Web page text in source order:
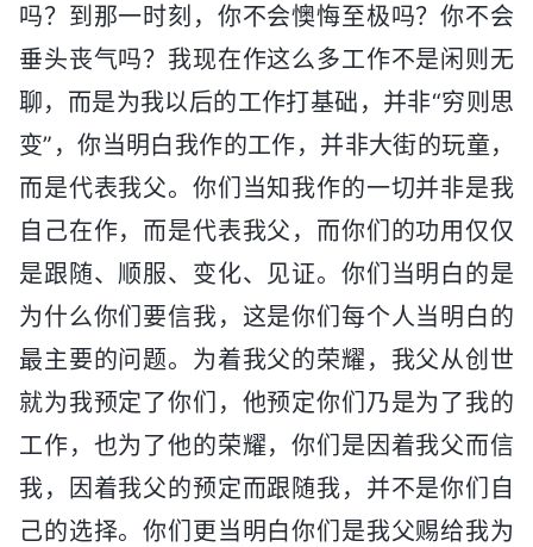
吗？到那一时刻，你不会懊悔至极吗？你不会
垂头丧气吗？我现在作这么多工作不是闲则无
聊，而是为我以后的工作打基础，并非“穷则思
变”，你当明白我作的工作，并非大街的玩童，
而是代表我父。你们当知我作的一切并非是我
自己在作，而是代表我父，而你们的功用仅仅
是跟随、顺服、变化、见证。你们当明白的是
为什么你们要信我，这是你们每个人当明白的
最主要的问题。为着我父的荣耀，我父从创世
就为我预定了你们，他预定你们乃是为了我的
工作，也为了他的荣耀，你们是因着我父而信
我，因着我父的预定而跟随我，并不是你们自
己的选择。你们更当明白你们是我父赐给我为